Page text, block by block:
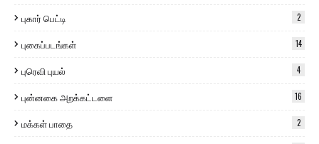
புகார் பெட்டி 2
புகைப்படங்கள் 14
புரெவி புயல் 4
புன்னகை அறக்கட்டளை 16
மக்கள் பாதை 2